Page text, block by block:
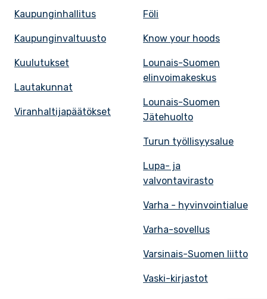
Kaupunginhallitus
Kaupunginvaltuusto
Kuulutukset
Lautakunnat
Viranhaltijapäätökset
Föli
Know your hoods
Lounais-Suomen
elinvoimakeskus
Lounais-Suomen
Jätehuolto
Turun työllisyysalue
Lupa- ja
valvontavirasto
Varha - hyvinvointialue
Varha-sovellus
Varsinais-Suomen liitto
Vaski-kirjastot